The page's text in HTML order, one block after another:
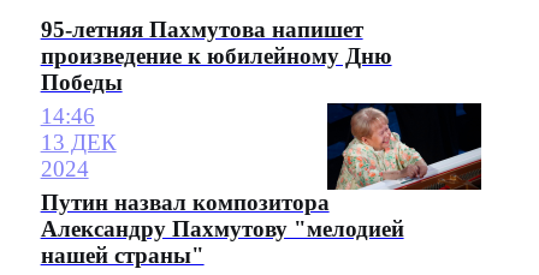
95-летняя Пахмутова напишет
произведение к юбилейному Дню
Победы
14:46
13 ДЕК
2024
Путин назвал композитора
Александру Пахмутову "мелодией
нашей страны"